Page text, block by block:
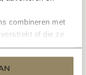
combineren met
of die ze
Grand 120